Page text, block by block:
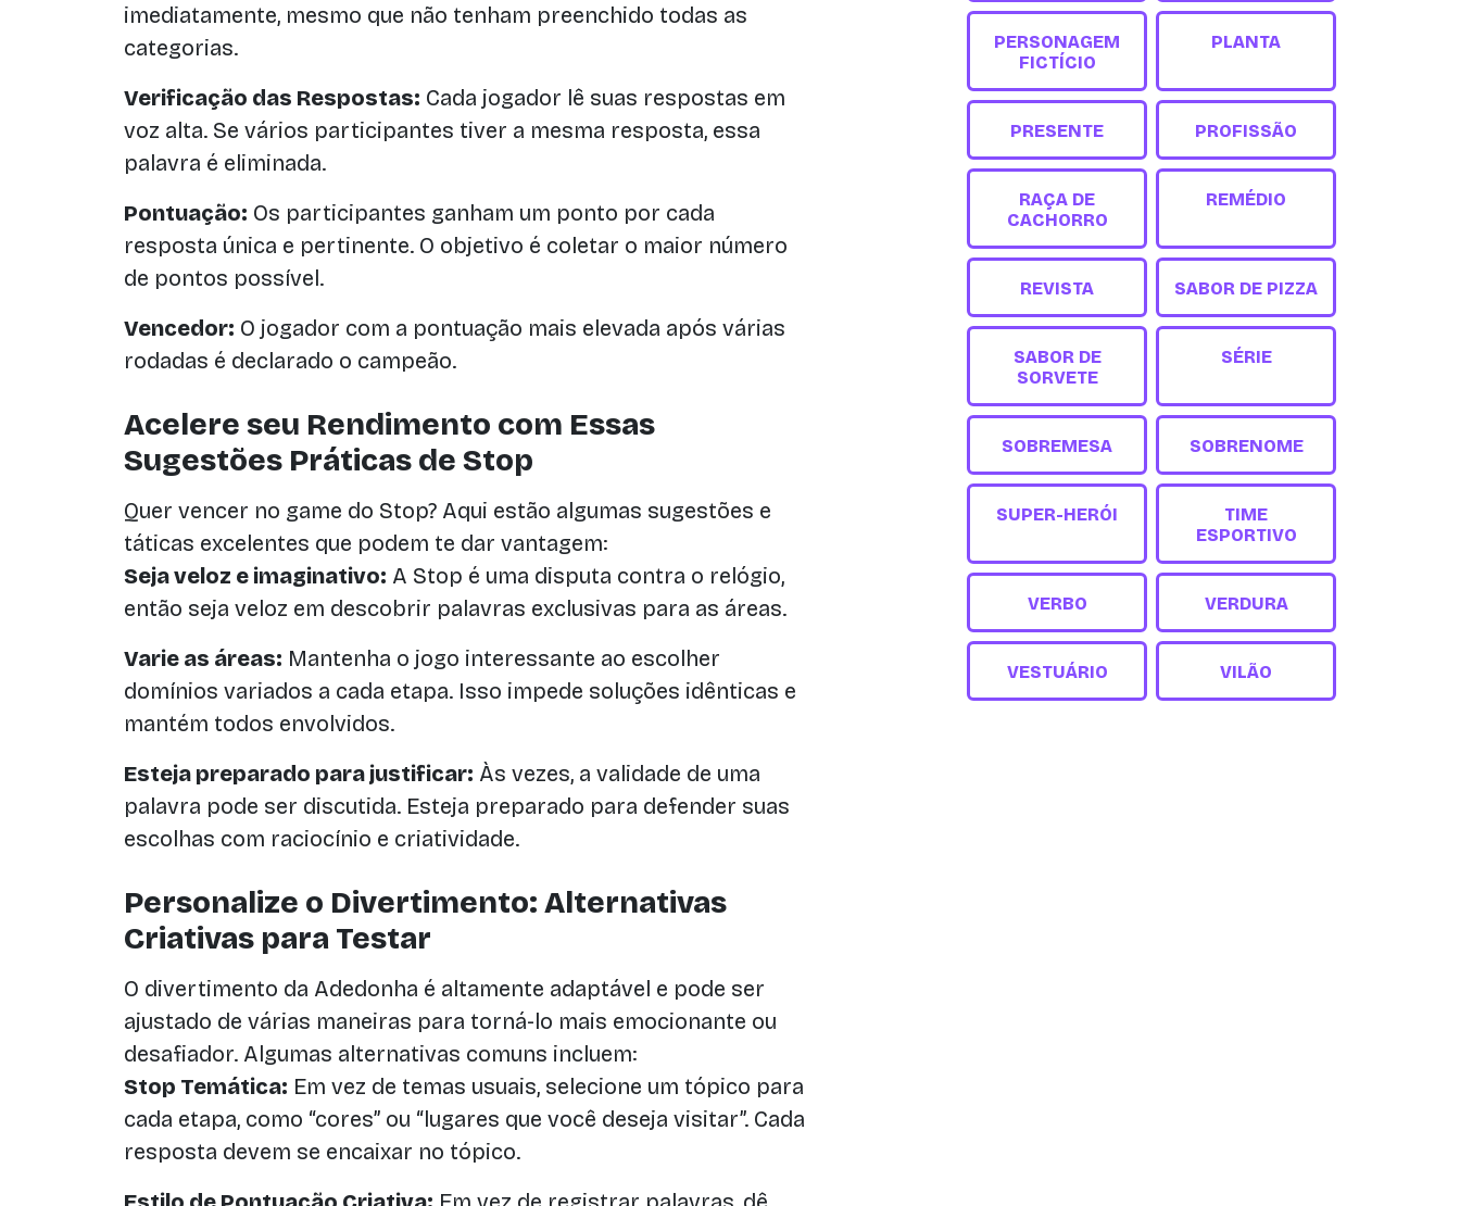
imediatamente, mesmo que não tenham preenchido todas as
categorias.
Verificação das Respostas: Cada jogador lê suas respostas em
voz alta. Se vários participantes tiver a mesma resposta, essa
palavra é eliminada.
Pontuação: Os participantes ganham um ponto por cada
resposta única e pertinente. O objetivo é coletar o maior número
de pontos possível.
Vencedor: O jogador com a pontuação mais elevada após várias
rodadas é declarado o campeão.
Acelere seu Rendimento com Essas
Sugestões Práticas de Stop
Quer vencer no game do Stop? Aqui estão algumas sugestões e
táticas excelentes que podem te dar vantagem:
Seja veloz e imaginativo: A Stop é uma disputa contra o relógio,
então seja veloz em descobrir palavras exclusivas para as áreas.
Varie as áreas: Mantenha o jogo interessante ao escolher
domínios variados a cada etapa. Isso impede soluções idênticas e
mantém todos envolvidos.
Esteja preparado para justificar: Às vezes, a validade de uma
palavra pode ser discutida. Esteja preparado para defender suas
escolhas com raciocínio e criatividade.
Personalize o Divertimento: Alternativas
Criativas para Testar
O divertimento da Adedonha é altamente adaptável e pode ser
ajustado de várias maneiras para torná-lo mais emocionante ou
desafiador. Algumas alternativas comuns incluem:
Stop Temática: Em vez de temas usuais, selecione um tópico para
cada etapa, como “cores” ou “lugares que você deseja visitar”. Cada
resposta devem se encaixar no tópico.
PERSONAGEM
FICTÍCIO
PLANTA
PRESENTE PROFISSÃO
RAÇA DE
CACHORRO
REMÉDIO
REVISTA SABOR DE PIZZA
SABOR DE
SORVETE
SÉRIE
SOBREMESA SOBRENOME
SUPER-HERÓI
TIME
ESPORTIVO
VERBO VERDURA
VESTUÁRIO VILÃO